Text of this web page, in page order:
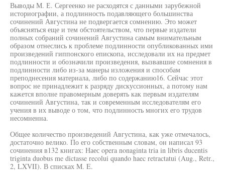
Выводы М. Е. Сергеенко не расходятся с данными зарубежной
историографии, а подлинность подавляющего большинства
сочинений Августина не подвергается сомнению. Это может
объясняться еще и тем обстоятельством, что первые издатели
полных собраний сочинений Августина самым внимательным
образом отнеслись к проблеме подлинности опубликованных ими
произведений гиппонского епископа, исследовали их на предмет
подлинности и обозначили произведения, вызвавшие сомнения в
подлинности либо из-за манеры изложения и способам
преподнесения материала, либо по содержанию16. Сейчас этот
вопрос не принадлежит к разряду дискуссионных, а потому нам
кажется вполне правомерным доверять как первым издателям
сочинений Августина, так и современным исследователям его
учения в их выводе о том, что подлинность многих его трудов
несомненна.
Общее количество произведений Августина, как уже отмечалось,
достаточно велико. По его собственным словам, он написал 93
сочинения в132 книгах: Наес opera nonaginta tria in libris ducentis
triginta duobus me dictasse recolui quando haec retractatui (Aug., Retr.,
2, LXVII). В списках M. E.